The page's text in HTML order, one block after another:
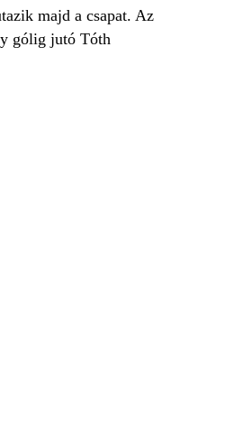
majd a csapat. Az
gólig jutó Tóth